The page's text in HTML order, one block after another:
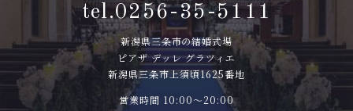
tel.0256-35-5111
新潟県三条市の結婚式場
ピアザ デッレ グラツィエ
新潟県三条市上須頃1625番地
営業時間 10:00〜20:00